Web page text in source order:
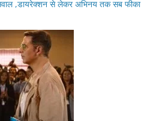
,डायरेक्शन से लेकर अभिनय तक सब फीका